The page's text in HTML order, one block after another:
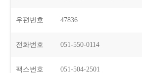
우편번호 47836
전화번호 051-550-0114
팩스번호 051-504-2501